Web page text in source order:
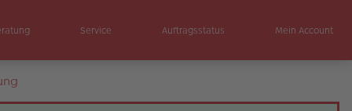
Service Auftragsstatus Mein Account